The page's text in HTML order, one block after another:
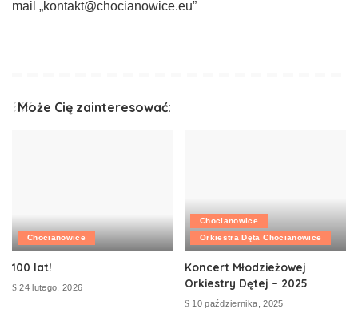
mail „kontakt@chocianowice.eu”
Może Cię zainteresować:
Chocianowice
100 lat!
24 lutego, 2026
Chocianowice
Orkiestra Dęta Chocianowice
Koncert Młodzieżowej
Orkiestry Dętej – 2025
10 października, 2025